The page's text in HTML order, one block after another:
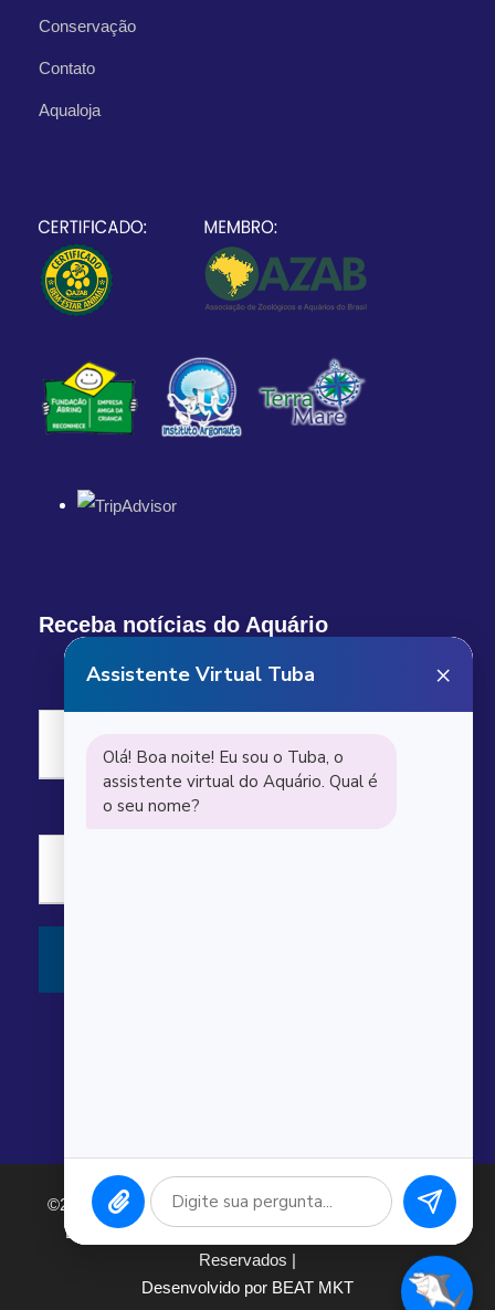
Conservação
Contato
Aqualoja
Receba notícias do Aquário
©2026 Argonauta Comércio e Serviços Oceanográficos
Ltda. CNPJ: 00.643.743/0001-80. Todos os direitos
Reservados |
Desenvolvido por BEAT MKT